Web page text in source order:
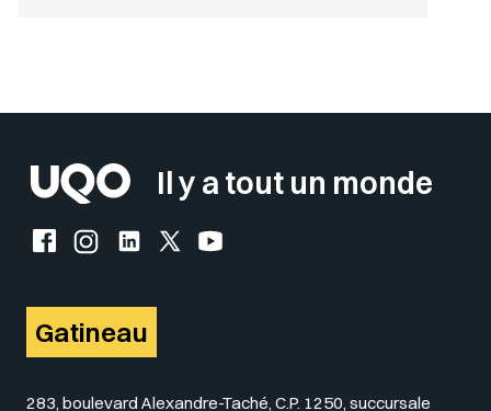
Il y a tout un monde
Facebook de l'UQO
Instagram de l'UQO
LinkedIn de l'UQO
X (Twitter) de l'UQO
YouTube de l'UQO
Gatineau
283, boulevard Alexandre-Taché, C.P. 1250, succursale